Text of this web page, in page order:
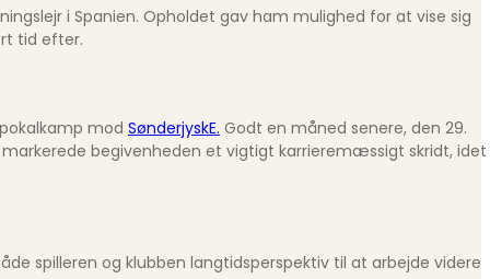
i Spanien. Opholdet gav ham mulighed for at vise sig
tid efter.
mod SønderjyskE. Godt en måned senere, den 29.
begivenheden et vigtigt karriere­mæssigt skridt, idet
spilleren og klubben langtidsperspektiv til at arbejde videre